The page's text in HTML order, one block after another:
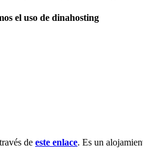
el uso de dinahosting
de este enlace. Es un